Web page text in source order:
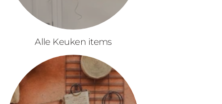
Alle Keuken items